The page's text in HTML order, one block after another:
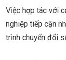
Việc hợp tác với
nghiệp tiếp cận
trình chuyển đổi